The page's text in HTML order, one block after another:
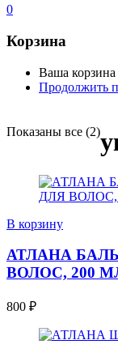
0
Корзина
Ваша корзина
Продолжить
Показаны все (2)
В корзину
АТЛАНА
ВОЛОС, 200
800 ₽